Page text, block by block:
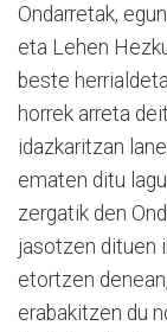
Ondarretak,
eta Lehen
beste
horrek arreta
idazkaritzan
ematen ditu
zergatik den
jasotzen dituen
etortzen
erabakitzen du